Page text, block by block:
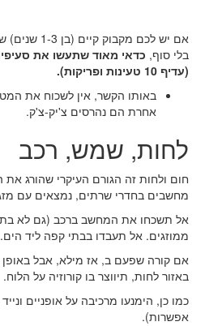
אם יש לכם
בלי סוף,
(עדיף 10 טעינות ופריקות).
באותו הקשר, אין לשכוח את
אחרת הם נהרסים צ'יק-צ'ק.
לחות, שמש, רכב
חום ולחות זה הגורם העיקרי שהורג
מחשבים בחדרי שרתים, נמצאים עם מזגן קבוע על
אל תשכחו את המחשב ברכב (גם לא
ממוזגים. אל תעבדו בבתי קפה ליד הים.
אם קורה שפעם ב, אז מילא, אבל באופן
באזור לחות, תיווצר בו קורוזיה על הלוח.
כמו כן, הימנעו מרכיבה על אופניים
אפשרות).